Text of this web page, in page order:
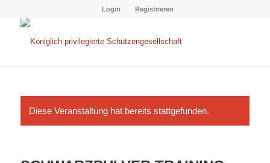
Login Registrieren
Diese Veranstaltung hat bereits stattgefunden.